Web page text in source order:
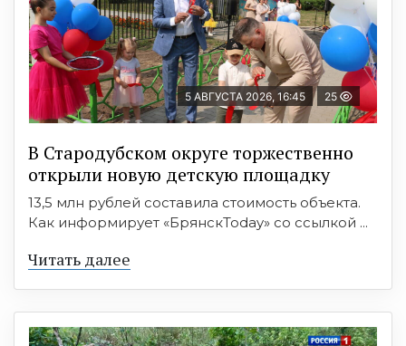
5 АВГУСТА 2026, 16:45 25
В Стародубском округе торжественно
открыли новую детскую площадку
13,5 млн рублей составила стоимость объекта.
Как информирует «БрянскToday» со ссылкой ...
Читать далее